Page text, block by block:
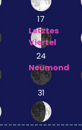
17
Letztes
Viertel
24
Neumond
31